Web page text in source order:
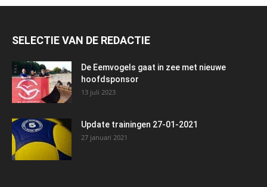
SELECTIE VAN DE REDACTIE
De Eemvogels gaat in zee met nieuwe
hoofdsponsor
13 juli 2023
Update trainingen 27-01-2021
27 januari 2021